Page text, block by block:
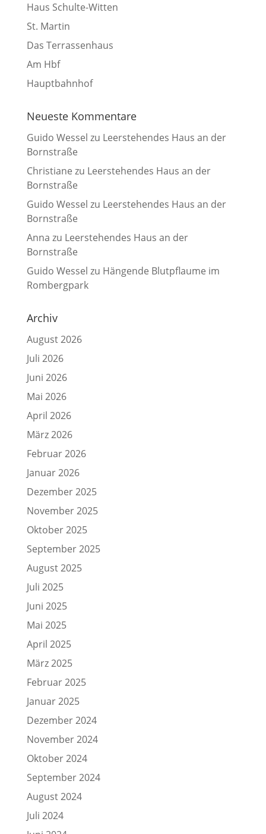
Haus Schulte-Witten
St. Martin
Das Terrassenhaus
Am Hbf
Hauptbahnhof
Neueste Kommentare
Guido Wessel zu Leerstehendes Haus an der
Bornstraße
Christiane zu Leerstehendes Haus an der
Bornstraße
Guido Wessel zu Leerstehendes Haus an der
Bornstraße
Anna zu Leerstehendes Haus an der
Bornstraße
Guido Wessel zu Hängende Blutpflaume im
Rombergpark
Archiv
August 2026
Juli 2026
Juni 2026
Mai 2026
April 2026
März 2026
Februar 2026
Januar 2026
Dezember 2025
November 2025
Oktober 2025
September 2025
August 2025
Juli 2025
Juni 2025
Mai 2025
April 2025
März 2025
Februar 2025
Januar 2025
Dezember 2024
November 2024
Oktober 2024
September 2024
August 2024
Juli 2024